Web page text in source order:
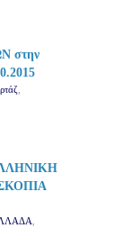
στην